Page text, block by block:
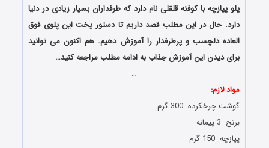
پلو پیازچه با کوفته قلقلی نام دارد که طرفداران بسیار زیادی در دنیا
دارد. حال در این مطلب قصد داریم تا دستور پخت این پلوی فوق
العاده دلچسب و پرطرفدار را آموزش دهیم. هم اکنون می توانید
برای دیدن اینآموزشجذاب به ادامه مطلب مراجعه کنید…
…
مواد لازم:
گوشت چرخکرده 300 گرم
برنج 3 پیمانه
پیازچه 150 گرم